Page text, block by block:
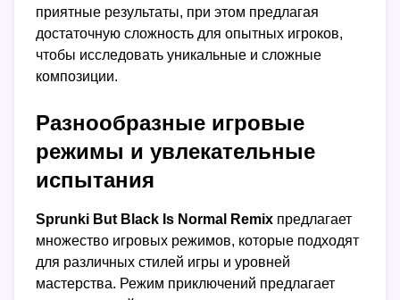
приятные результаты, при этом предлагая
достаточную сложность для опытных игроков,
чтобы исследовать уникальные и сложные
композиции.
Разнообразные игровые
режимы и увлекательные
испытания
Sprunki But Black Is Normal Remix предлагает
множество игровых режимов, которые подходят
для различных стилей игры и уровней
мастерства. Режим приключений предлагает